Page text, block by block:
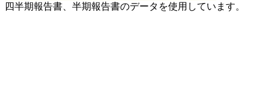
四半期報告書、半期報告書のデータを使用しています。